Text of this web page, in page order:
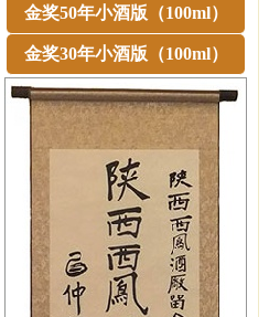
金奖50年小酒版（100ml）
金奖30年小酒版（100ml）